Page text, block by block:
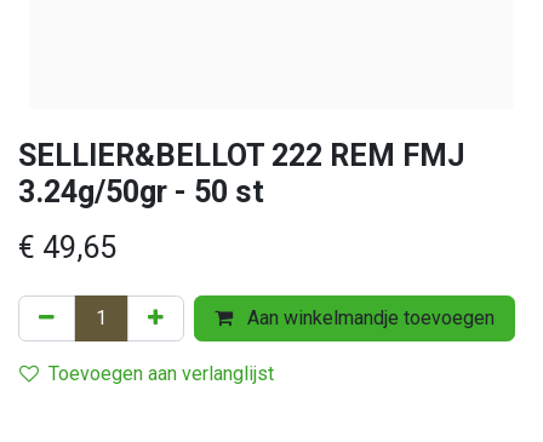
SELLIER&BELLOT 222 REM FMJ
3.24g/50gr - 50 st
€ 49,65
Aan winkelmandje toevoegen
Toevoegen aan verlanglijst